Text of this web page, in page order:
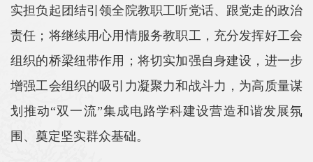
实担负起团结引领全院教职工听党话、跟党走的政治
责任；将继续用心用情服务教职工，充分发挥好工会
组织的桥梁纽带作用；将切实加强自身建设，进一步
增强工会组织的吸引力凝聚力和战斗力，为高质量谋
划推动“双一流”集成电路学科建设营造和谐发展氛
围、奠定坚实群众基础。